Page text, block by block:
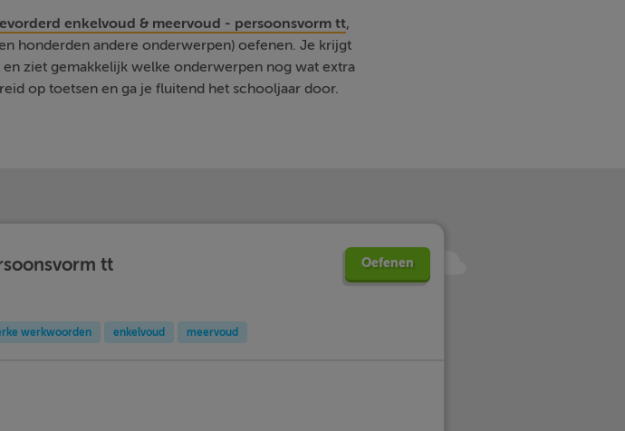
enkelvoud & meervoud - persoonsvorm tt,
honderden andere onderwerpen) oefenen. Je krijgt
ziet gemakkelijk welke onderwerpen nog wat extra
op toetsen en ga je fluitend het schooljaar door.
tt Oefenen
werkwoorden enkelvoud meervoud